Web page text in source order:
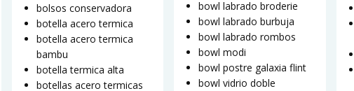
bolsos conservadora
botella acero termica
botella acero termica
bambu
botella termica alta
botellas acero termicas
bowl labrado broderie
bowl labrado burbuja
bowl labrado rombos
bowl modi
bowl postre galaxia flint
bowl vidrio doble